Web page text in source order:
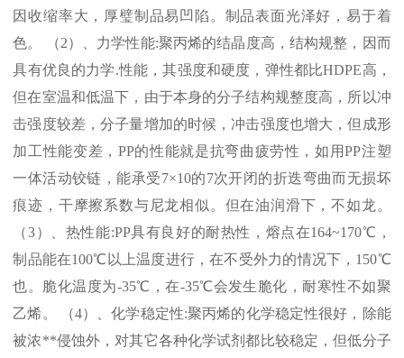
因收缩率大，厚璧制品易凹陷。制品表面光泽好，易于着
色。 （2）、力学性能:聚丙烯的结晶度高，结构规整，因而
具有优良的力学.性能，其强度和硬度，弹性都比HDPE高，
但在室温和低温下，由于本身的分子结构规整度高，所以冲
击强度较差，分子量增加的时候，冲击强度也增大，但成形
加工性能变差， PP的性能就是抗弯曲疲劳性，如用PP注塑
一体活动铰链，能承受7×10的7次开闭的折迭弯曲而无损坏
痕迹，干摩擦系数与尼龙相似。但在油润滑下，不如龙。
（3）、热性能:PP具有良好的耐热性，熔点在164~170℃ ，
制品能在100℃ 以上温度进行，在不受外力的情况下， 150℃
也。脆化温度为-35℃ ，在-35℃会发生脆化，耐寒性不如聚
乙烯。 （4）、化学稳定性:聚丙烯的化学稳定性很好，除能
被浓**侵蚀外，对其它各种化学试剂都比较稳定，但低分子